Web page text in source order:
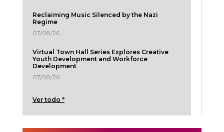
Reclaiming Music Silenced by the Nazi
Regime
07/08/26
Virtual Town Hall Series Explores Creative
Youth Development and Workforce
Development
07/08/26
Ver todo "